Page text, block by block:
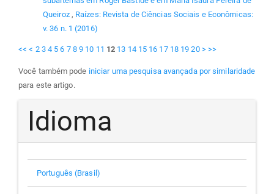
Queiroz , Raízes: Revista de Ciências Sociais e Econômicas:
v. 36 n. 1 (2016)
<< < 2 3 4 5 6 7 8 9 10 11 12 13 14 15 16 17 18 19 20 > >>
Você também pode iniciar uma pesquisa avançada por similaridade
para este artigo.
Idioma
Português (Brasil)